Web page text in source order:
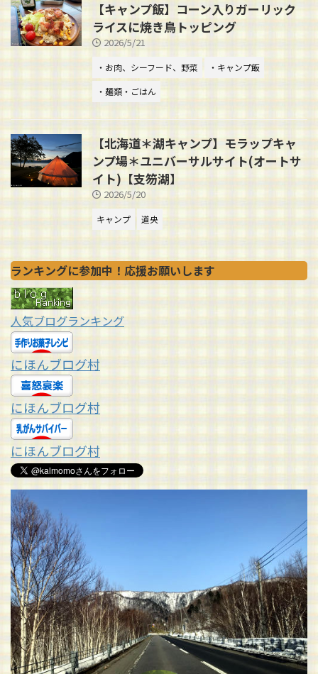
【キャンプ飯】コーン入りガーリック
ライスに焼き鳥トッピング
2026/5/21
・お肉、シーフード、野菜
・キャンプ飯
・麺類・ごはん
【北海道＊湖キャンプ】モラップキャ
ンプ場＊ユニバーサルサイト(オートサ
イト)【支笏湖】
2026/5/20
キャンプ 道央
ランキングに参加中！応援お願いします
人気ブログランキング
にほんブログ村
にほんブログ村
にほんブログ村